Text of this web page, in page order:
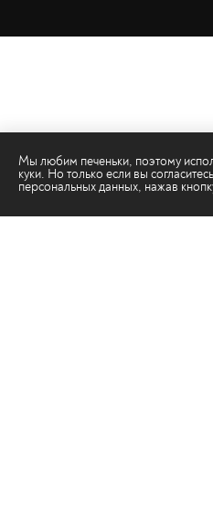
Мы любим печеньки, поэтому
куки. Но только если вы
персональных данных, нажав